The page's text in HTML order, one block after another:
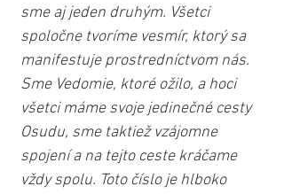
sme aj jeden druhým. Všetci
spoločne tvoríme vesmír, ktorý sa
manifestuje prostredníctvom nás.
Sme Vedomie, ktoré ožilo, a hoci
všetci máme svoje jedinečné cesty
Osudu, sme taktiež vzájomne
spojení a na tejto ceste kráčame
vždy spolu. Toto číslo je hlboko